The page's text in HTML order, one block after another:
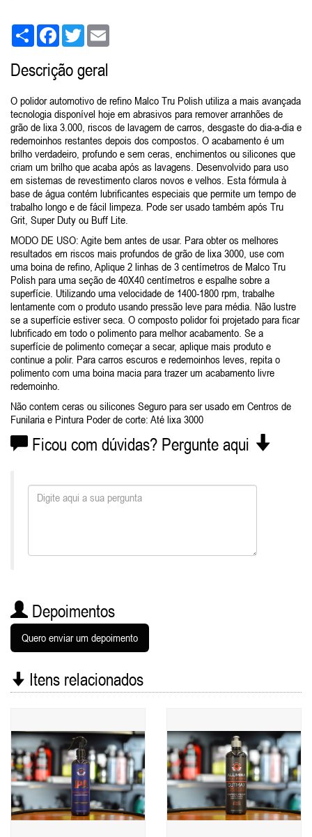
Share FacebookTwitter
Descrição geral
O polidor automotivo de refino Malco Tru Polish utiliza a mais avançada
tecnologia disponível hoje em abrasivos para remover arranhões de
grão de lixa 3.000, riscos de lavagem de carros, desgaste do dia-a-dia e
redemoinhos restantes depois dos compostos. O acabamento é um
brilho verdadeiro, profundo e sem ceras, enchimentos ou silicones que
criam um brilho que acaba após as lavagens. Desenvolvido para uso
em sistemas de revestimento claros novos e velhos. Esta fórmula à
base de água contém lubrificantes especiais que permite um tempo de
trabalho longo e de fácil limpeza. Pode ser usado também após Tru
Grit, Super Duty ou Buff Lite.
MODO DE USO: Agite bem antes de usar. Para obter os melhores
resultados em riscos mais profundos de grão de lixa 3000, use com
uma boina de refino, Aplique 2 linhas de 3 centímetros de Malco Tru
Polish para uma seção de 40X40 centímetros e espalhe sobre a
superfície. Utilizando uma velocidade de 1400-1800 rpm, trabalhe
lentamente com o produto usando pressão leve para média. Não lustre
se a superfície estiver seca. O composto polidor foi projetado para ficar
lubrificado em todo o polimento para melhor acabamento. Se a
superfície de polimento começar a secar, aplique mais produto e
continue a polir. Para carros escuros e redemoinhos leves, repita o
polimento com uma boina macia para trazer um acabamento livre
redemoinho.
Não contem ceras ou silicones Seguro para ser usado em Centros de
Funilaria e Pintura Poder de corte: Até lixa 3000
Ficou com dúvidas? Pergunte aqui
Depoimentos
Quero enviar um depoimento
Itens relacionados